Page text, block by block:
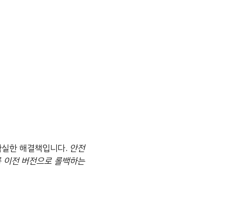
한 해결책입니다. 안전
전 버전으로 롤백하는